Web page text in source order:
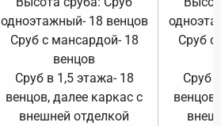
одноэтажный- 18 венцов
Сруб с мансардой- 18
венцов
Сруб в 1,5 этажа- 18
венцов, далее каркас с
внешней отделкой
Сруб с
Сруб